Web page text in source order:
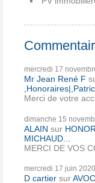
mercredi 17
Mr Jean René F
Merci de votre
dimanche 15
ALAIN sur
MICHAUD...
MERCI DE VOS
mercredi 17 juin 2020
D cartier sur